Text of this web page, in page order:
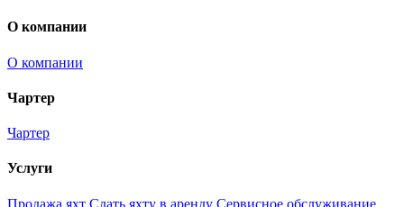
О компании
О компании
Чартер
Чартер
Услуги
Продажа яхт Сдать яхту в аренду Сервисное обслуживание